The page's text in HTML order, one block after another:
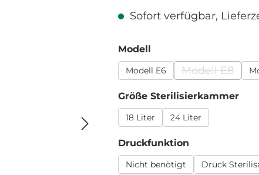
Sofort verfügbar,
Modell
Modell E6 Modell E8
(Diese
Größe Sterilisierkammer
18 Liter 24 Liter
Druckfunktion
Nicht benötigt
Druck